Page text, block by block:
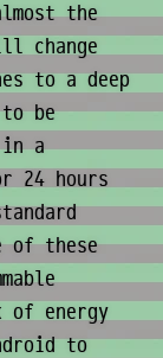
the
change
to a deep
be
in a
24 hours
of these
of energy
to